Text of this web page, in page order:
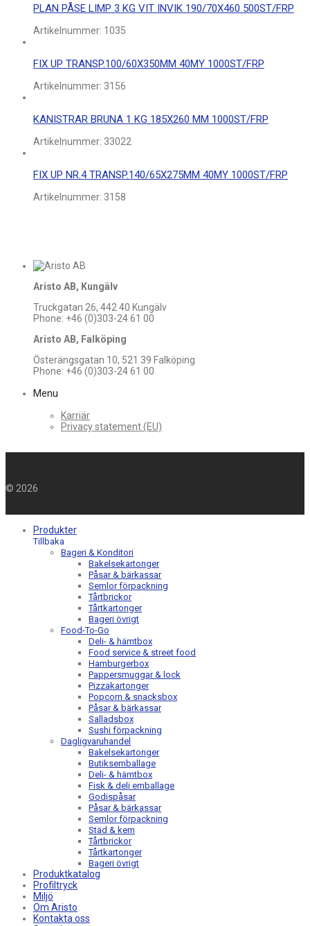
PLAN PÅSE LIMP 3 KG VIT INVIK 190/70X460 500ST/FRP
Artikelnummer: 1035
FIX UP TRANSP.100/60X350MM 40MY 1000ST/FRP
Artikelnummer: 3156
KANISTRAR BRUNA 1 KG 185X260 MM 1000ST/FRP
Artikelnummer: 33022
FIX UP NR.4 TRANSP.140/65X275MM 40MY 1000ST/FRP
Artikelnummer: 3158
Aristo AB, Kungälv
Truckgatan 26, 442 40 Kungälv
Phone: +46 (0)303-24 61 00
Aristo AB, Falköping
Österängsgatan 10, 521 39 Falköping
Phone: +46 (0)303-24 61 00
Menu
Karriär
Privacy statement (EU)
© 2026
Produkter
Tillbaka
Bageri & Konditori
Bakelsekartonger
Påsar & bärkassar
Semlor förpackning
Tårtbrickor
Tårtkartonger
Bageri övrigt
Food-To-Go
Deli- & hämtbox
Food service & street food
Hamburgerbox
Pappersmuggar & lock
Pizzakartonger
Popcorn & snacksbox
Påsar & bärkassar
Salladsbox
Sushi förpackning
Dagligvaruhandel
Bakelsekartonger
Butiksemballage
Deli- & hämtbox
Fisk & deli emballage
Godispåsar
Påsar & bärkassar
Semlor förpackning
Städ & kem
Tårtbrickor
Tårtkartonger
Bageri övrigt
Produktkatalog
Profiltryck
Miljö
Om Aristo
Kontakta oss